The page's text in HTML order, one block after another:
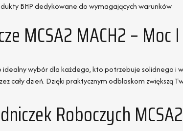
BHP dedykowane do wymagających warunków
MCSA2 MACH2 – Moc
idealny wybór dla każdego, kto potrzebuje solidnego i
cały dzień. Dzięki praktycznym odblaskom zwiększą
Roboczych